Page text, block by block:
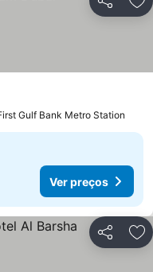
Partilhar
Gulf Bank Metro Station
Ver preços
Partilhar